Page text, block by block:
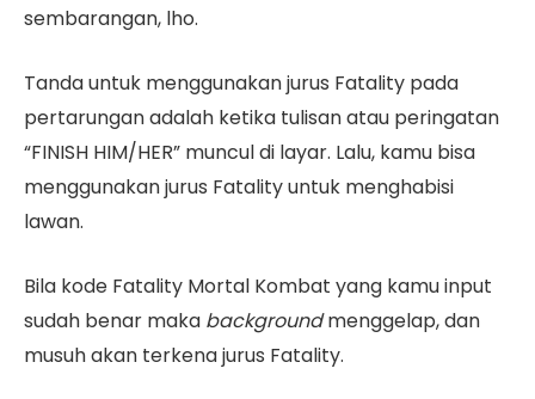
sembarangan, lho.
Tanda untuk menggunakan jurus Fatality pada
pertarungan adalah ketika tulisan atau peringatan
“FINISH HIM/HER” muncul di layar. Lalu, kamu bisa
menggunakan jurus Fatality untuk menghabisi
lawan.
Bila kode Fatality Mortal Kombat yang kamu input
sudah benar maka backgroundmenggelap, dan
musuh akan terkena jurus Fatality.